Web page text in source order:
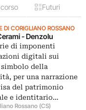
Futuri
DI CORIGLIANO ROSSANO
- Denzolu
di imponenti
digitali sui
della
per una narrazione
del patrimonio
e identitario…
Rossano (CS)